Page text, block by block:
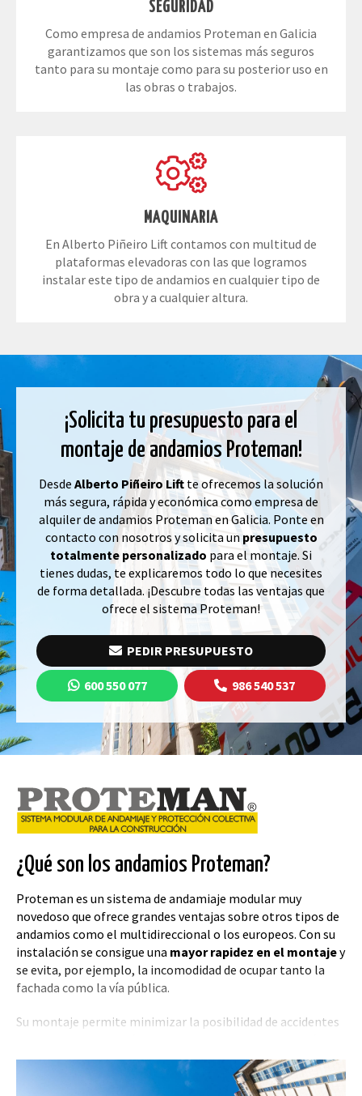
SEGURIDAD
Como empresa de andamios Proteman en Galicia
garantizamos que son los sistemas más seguros
tanto para su montaje como para su posterior uso en
las obras o trabajos.
MAQUINARIA
En Alberto Piñeiro Lift contamos con multitud de
plataformas elevadoras con las que logramos
instalar este tipo de andamios en cualquier tipo de
obra y a cualquier altura.
¡Solicita tu presupuesto para el
montaje de andamios Proteman!
Desde Alberto Piñeiro Lift te ofrecemos la solución
más segura, rápida y económica como empresa de
alquiler de andamios Proteman en Galicia. Ponte en
contacto con nosotros y solicita un presupuesto
totalmente personalizado para el montaje. Si
tienes dudas, te explicaremos todo lo que necesites
de forma detallada. ¡Descubre todas las ventajas que
ofrece el sistema Proteman!
PEDIR PRESUPUESTO
600 550 077 986 540 537
¿Qué son los andamios Proteman?
Proteman es un sistema de andamiaje modular muy
novedoso que ofrece grandes ventajas sobre otros tipos de
andamios como el multidireccional o los europeos. Con su
instalación se consigue una mayor rapidez en el montajey
se evita, por ejemplo, la incomodidad de ocupar tanto la
fachada como la vía pública.
Su montaje permite minimizar la posibilidad de accidentes
Además, facilita la optimización en los tiempos de
reduciendo los costes
para la empresa que